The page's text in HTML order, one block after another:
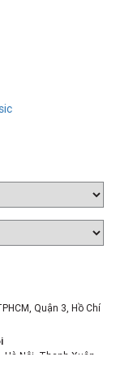
Quận 3, Hồ Chí
Nội, Thanh Xuân ,